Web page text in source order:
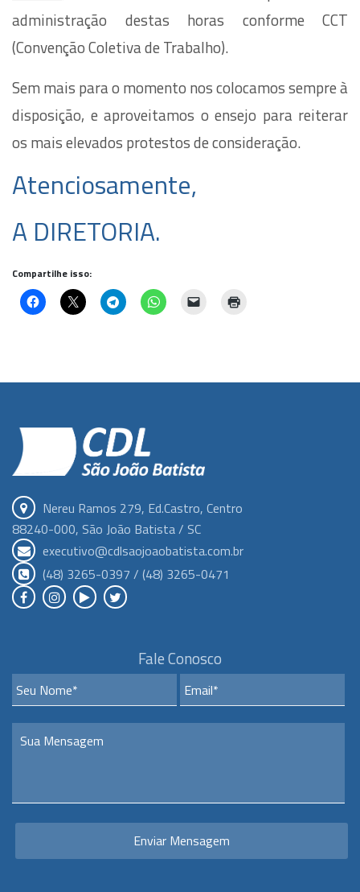
administração destas horas conforme CCT
(Convenção Coletiva de Trabalho).
Sem mais para o momento nos colocamos sempre à
disposição, e aproveitamos o ensejo para reiterar
os mais elevados protestos de consideração.
Atenciosamente,
A DIRETORIA.
Compartilhe isso:
Nereu Ramos 279, Ed.Castro, Centro
88240-000, São João Batista / SC
executivo@cdlsaojoaobatista.com.br
(48) 3265-0397 / (48) 3265-0471
Fale Conosco